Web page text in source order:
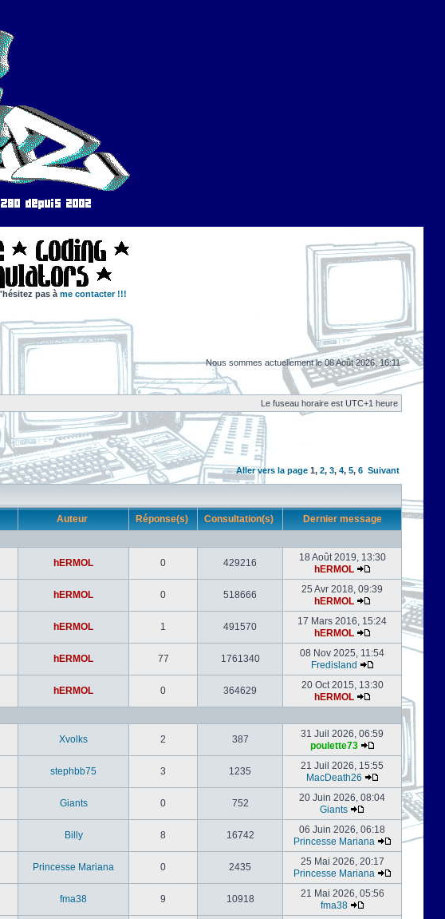
pas à me contacter !!!
Nous sommes actuellement le 08 Août 2026, 16:11
Le fuseau horaire est UTC+1 heure
Aller vers la page 1, 2, 3, 4, 5, 6 Suivant
Auteur Réponse(s) Consultation(s) Dernier message
hERMOL 0 429216
18 Août 2019, 13:30
hERMOL
hERMOL 0 518666
25 Avr 2018, 09:39
hERMOL
hERMOL 1 491570
17 Mars 2016, 15:24
hERMOL
hERMOL 77 1761340
08 Nov 2025, 11:54
Fredisland
hERMOL 0 364629
20 Oct 2015, 13:30
hERMOL
Xvolks 2 387
31 Juil 2026, 06:59
poulette73
stephbb75 3 1235
21 Juil 2026, 15:55
MacDeath26
Giants 0 752
20 Juin 2026, 08:04
Giants
Billy 8 16742
06 Juin 2026, 06:18
Princesse Mariana
Princesse Mariana 0 2435
25 Mai 2026, 20:17
Princesse Mariana
fma38 9 10918
21 Mai 2026, 05:56
fma38